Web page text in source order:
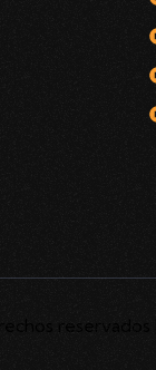
reservados |